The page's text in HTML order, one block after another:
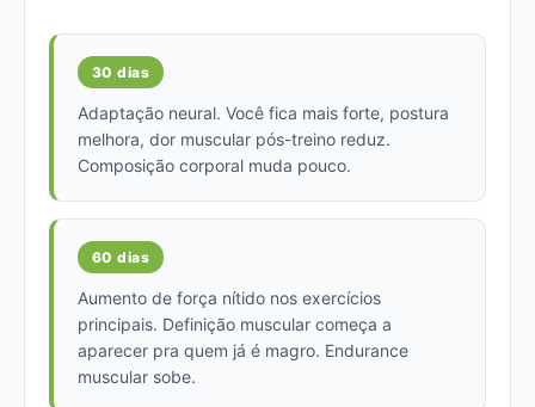
30 dias
Adaptação neural. Você fica mais forte, postura
melhora, dor muscular pós-treino reduz.
Composição corporal muda pouco.
60 dias
Aumento de força nítido nos exercícios
principais. Definição muscular começa a
aparecer pra quem já é magro. Endurance
muscular sobe.